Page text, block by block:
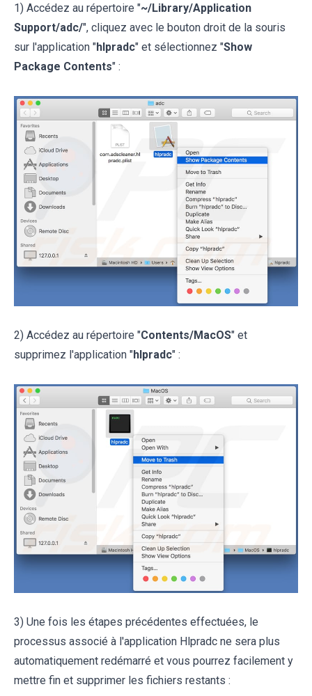
1) Accédez au répertoire "~/Library/Application
Support/adc/", cliquez avec le bouton droit de la souris
sur l'application "hlpradc" et sélectionnez "Show
Package Contents" :
2) Accédez au répertoire "Contents/MacOS" et
supprimez l'application "hlpradc" :
3) Une fois les étapes précédentes effectuées, le
processus associé à l'application Hlpradc ne sera plus
automatiquement redémarré et vous pourrez facilement y
mettre fin et supprimer les fichiers restants :